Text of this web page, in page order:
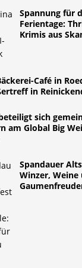
Spannung für
Ferientage:
Krimis aus
Café in
in
sich
am Global Big
Spandauer
Winzer, Weine